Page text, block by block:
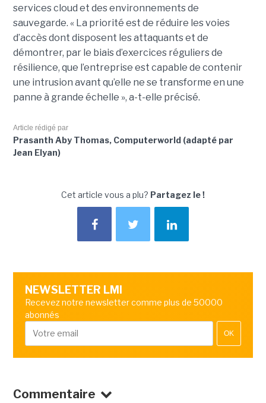
services cloud et des environnements de
sauvegarde. « La priorité est de réduire les voies
d’accès dont disposent les attaquants et de
démontrer, par le biais d’exercices réguliers de
résilience, que l’entreprise est capable de contenir
une intrusion avant qu’elle ne se transforme en une
panne à grande échelle », a-t-elle précisé.
Article rédigé par
Prasanth Aby Thomas, Computerworld (adapté par
Jean Elyan)
Cet article vous a plu? Partagez le !
NEWSLETTER LMI
Recevez notre newsletter comme plus de 50000
abonnés
OK
Commentaire